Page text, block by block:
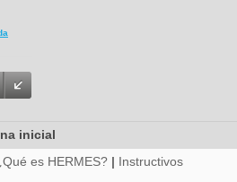
inicial
es HERMES? | Instructivos